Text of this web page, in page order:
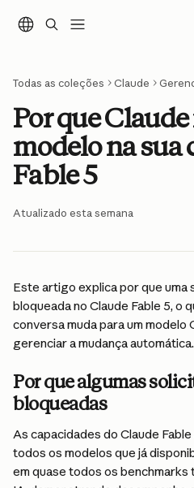
Todas as coleções Claude
Por que
modelo na sua
Fable 5
Atualizado esta semana
Este artigo explica por que uma
bloqueada no Claude Fable 5, o
conversa muda para um modelo
gerenciar a mudança automática.
Por que algumas
bloqueadas
As capacidades do Claude
todos os modelos que já
em quase todos os